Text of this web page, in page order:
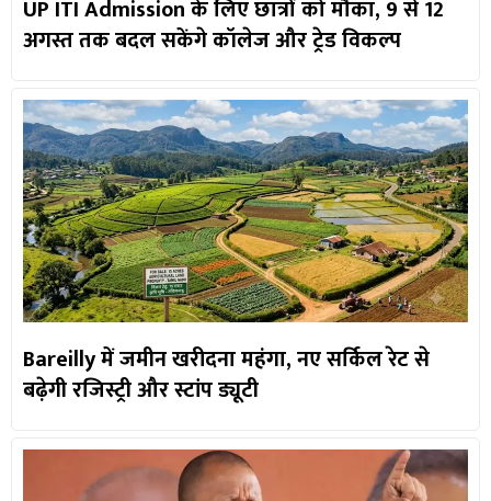
UP ITI Admission के लिए छात्रों को मौका, 9 से 12
अगस्त तक बदल सकेंगे कॉलेज और ट्रेड विकल्प
Bareilly में जमीन खरीदना महंगा, नए सर्किल रेट से
बढ़ेगी रजिस्ट्री और स्टांप ड्यूटी